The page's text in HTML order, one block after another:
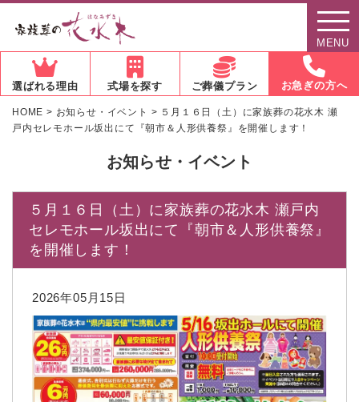
MENU
選ばれる理由 式場を探す ご葬儀プラン お急ぎの方へ
HOME > お知らせ・イベント > ５月１６日（土）に家族葬の花水木 瀬
戸内セレモホール坂出にて『朝市＆人形供養祭』を開催します！
お知らせ・イベント
５月１６日（土）に家族葬の花水木 瀬戸内
セレモホール坂出にて『朝市＆人形供養祭』
を開催します！
2026年05月15日